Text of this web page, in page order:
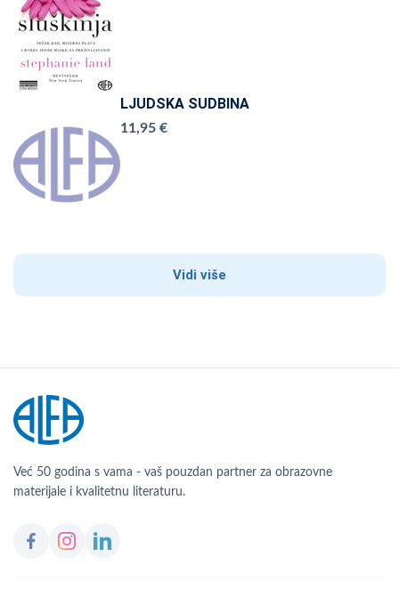
LJUDSKA SUDBINA
11,95 €
Vidi više
Već 50 godina s vama - vaš pouzdan partner za obrazovne
materijale i kvalitetnu literaturu.